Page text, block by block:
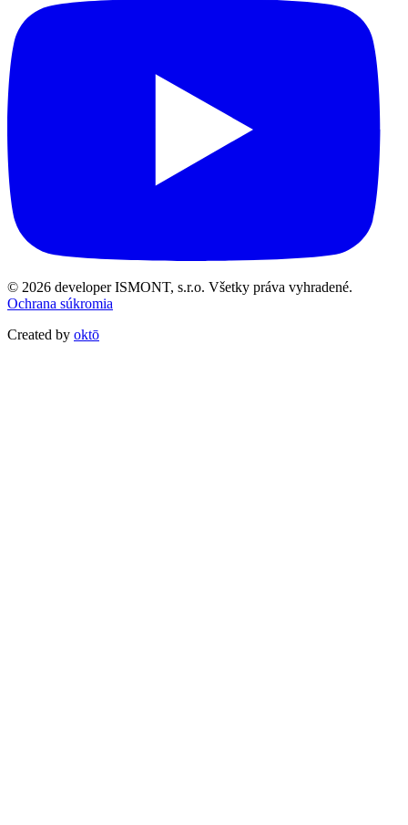
© 2026 developer ISMONT, s.r.o. Všetky práva vyhradené.
Ochrana súkromia
Created by oktō